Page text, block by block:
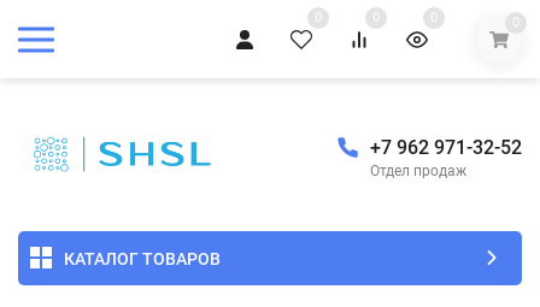
0 0 0 0
+7 962 971-32-52
Отдел продаж
КАТАЛОГ ТОВАРОВ